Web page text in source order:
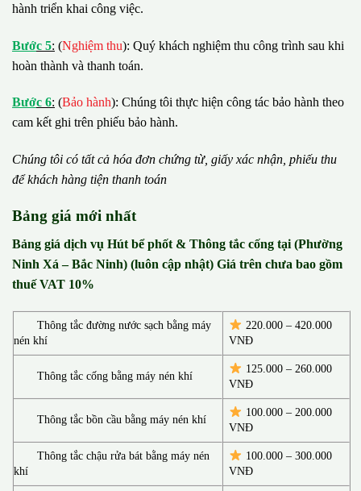
hành triển khai công việc.
Bước 5: (Nghiệm thu): Quý khách nghiệm thu công trình sau khi
hoàn thành và thanh toán.
Bước 6: (Bảo hành): Chúng tôi thực hiện công tác bảo hành theo
cam kết ghi trên phiếu bảo hành.
Chúng tôi có tất cả hóa đơn chứng từ, giấy xác nhận, phiếu thu
đểkhách hàng tiện thanh toán
Bảng giá mới nhất
Bảng giá dịch vụ Hút bể phốt & Thông tắc cống tại (Phường
Ninh Xá – Bắc Ninh) (luôn cập nhật) Giá trên chưa bao gồm
thuế VAT 10%
Thông tắc đường nước sạch bằng máy
nén khí
220.000 – 420.000
VNĐ
Thông tắc cống bằng máy nén khí
125.000 – 260.000
VNĐ
Thông tắc bồn cầu bằng máy nén khí
100.000 – 200.000
VNĐ
Thông tắc chậu rửa bát bằng máy nén
khí
100.000 – 300.000
VNĐ